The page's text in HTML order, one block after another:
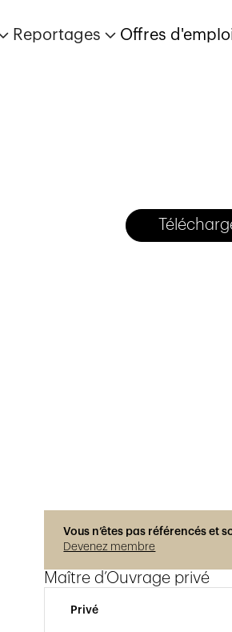
Reportages Offres
Vous n’êtes pas référencés et
Devenez membre
Maître d’Ouvrage privé
Privé